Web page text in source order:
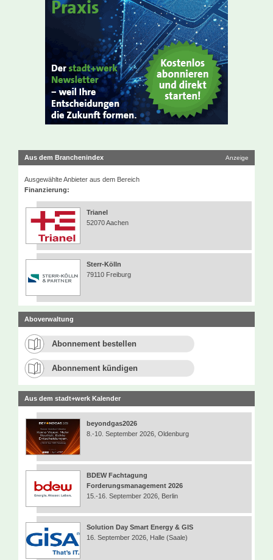
Aus dem Branchenindex Anzeige
Ausgewählte Anbieter aus dem Bereich
Finanzierung:
Trianel
52070 Aachen
Sterr-Kölln
79110 Freiburg
Aboverwaltung
Abonnement bestellen
Abonnement kündigen
Aus dem stadt+werk Kalender
beyondgas2026
8.-10. September 2026, Oldenburg
BDEW Fachtagung
Forderungsmanagement 2026
15.-16. September 2026, Berlin
Solution Day Smart Energy & GIS
16. September 2026, Halle (Saale)